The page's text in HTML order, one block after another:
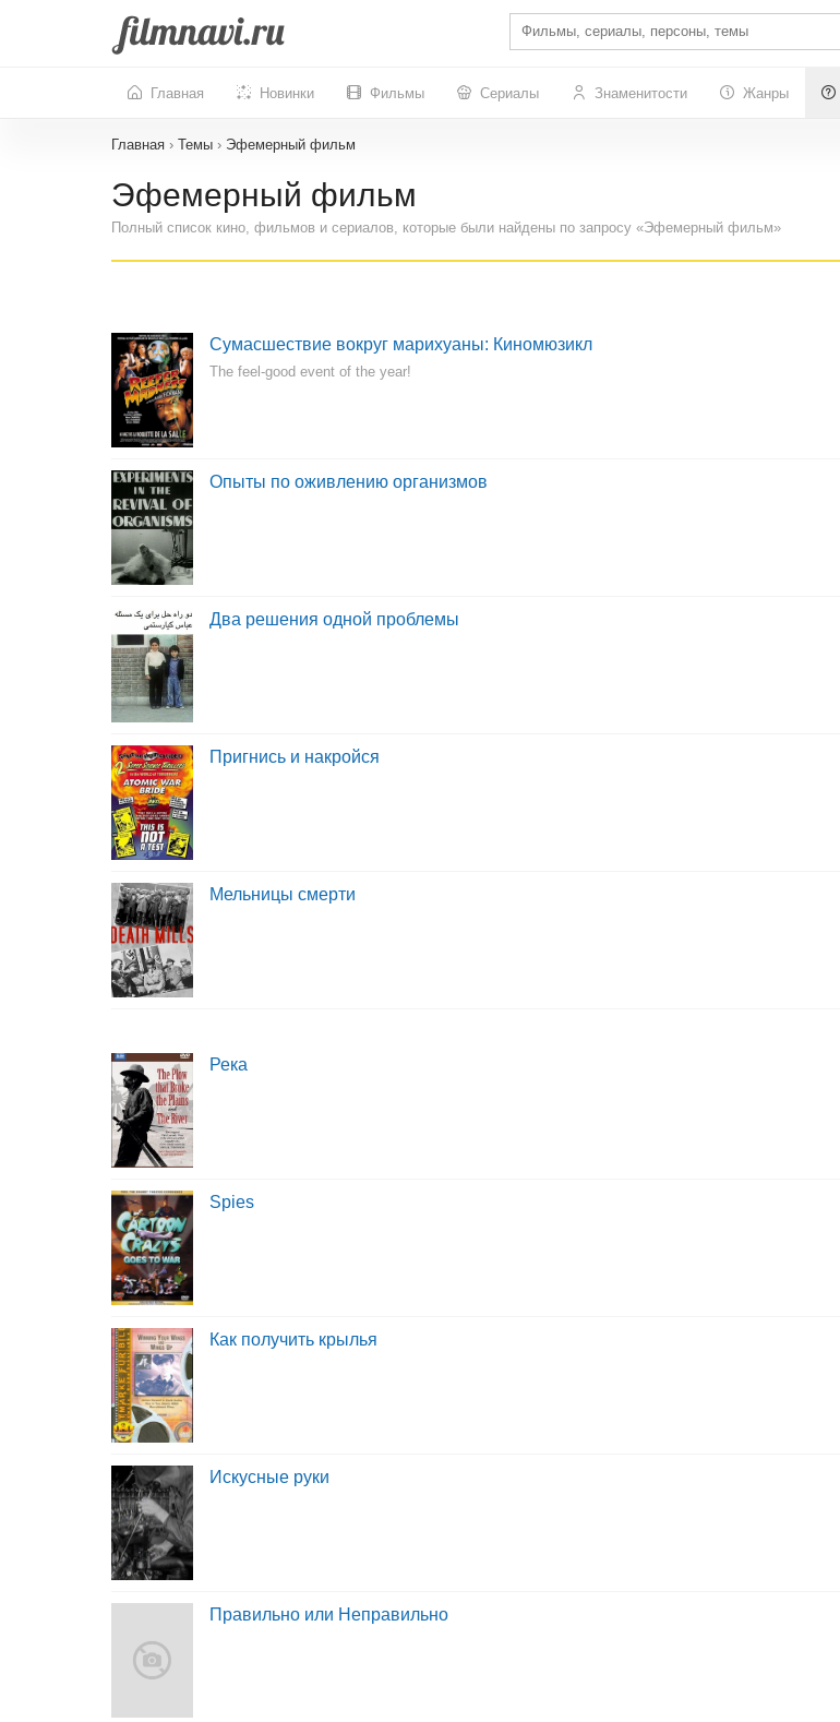
Главная Новинки Фильмы Сериалы Знаменитости Жанры
Главная › Темы › Эфемерный фильм
Эфемерный фильм
Полный список кино, фильмов и сериалов, которые были найдены по запросу «Эфемерный фильм»
Сумасшествие вокруг марихуаны: Киномюзикл
The feel-good event of the year!
Опыты по оживлению организмов
Два решения одной проблемы
Пригнись и накройся
Мельницы смерти
Река
Spies
Как получить крылья
Искусные руки
Правильно или Неправильно